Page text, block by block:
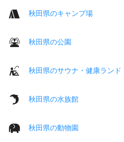
秋田県のキャンプ場
秋田県の公園
秋田県のサウナ・健康ランド
秋田県の水族館
秋田県の動物園